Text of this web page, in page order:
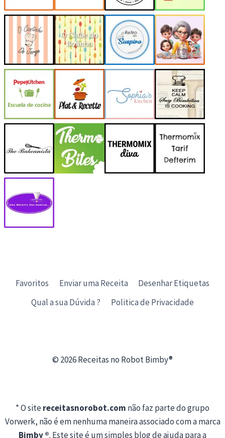
Favoritos Enviar uma Receita
Desenhar Etiquetas
Qual a sua Dúvida ?
Politica de Privacidade
© 2026 Receitas no Robot Bimby®
* O sitereceitasnorobot.com não faz parte do grupo
Vorwerk, não é em nenhuma maneira associado com a marca
Bimby ®. Este site é um simples blog de ajuda para a